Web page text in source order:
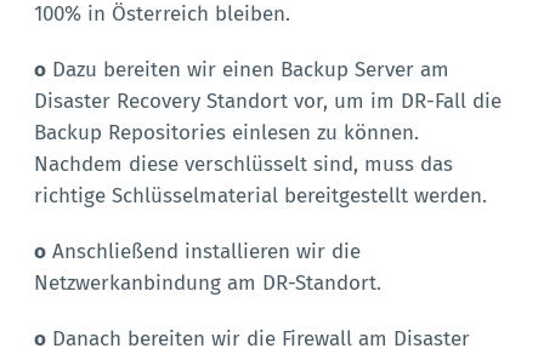
100% in Österreich bleiben.
oDazu bereiten wir einen Backup Server am
Disaster Recovery Standort vor, um im DR-Fall die
Backup Repositories einlesen zu können.
Nachdem diese verschlüsselt sind, muss das
richtige Schlüsselmaterial bereitgestellt werden.
oAnschließend installieren wir die
Netzwerkanbindung am DR-Standort.
oDanach bereiten wir die Firewall am Disaster